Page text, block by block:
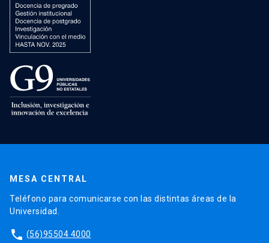
MESA CENTRAL
Teléfono para comunicarse con las distintas áreas de la
Universidad.
phone (56)95504 4000